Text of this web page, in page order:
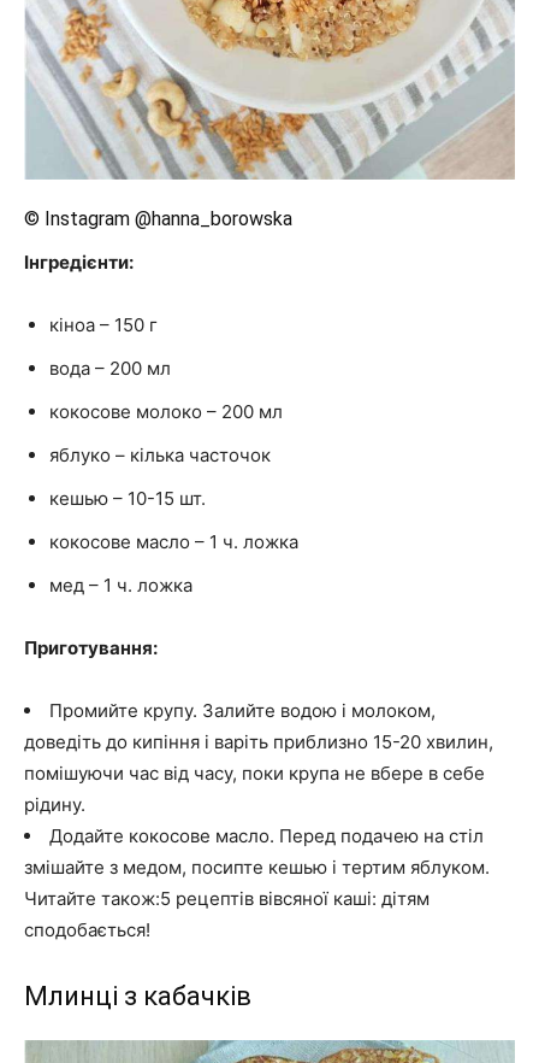
© Instagram @hanna_borowska
Інгредієнти:
кіноа – 150 г
вода – 200 мл
кокосове молоко – 200 мл
яблуко – кілька часточок
кешью – 10-15 шт.
кокосове масло – 1 ч. ложка
мед – 1 ч. ложка
Приготування:
Промийте крупу. Залийте водою і молоком,
доведіть до кипіння і варіть приблизно 15-20 хвилин,
помішуючи час від часу, поки крупа не вбере в себе
рідину.
Додайте кокосове масло. Перед подачею на стіл
змішайте з медом, посипте кешью і тертим яблуком.
Читайте також:5 рецептів вівсяної каші: дітям
сподобається!
Млинці з кабачків